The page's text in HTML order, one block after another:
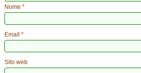
Nome*
Email*
Sito web